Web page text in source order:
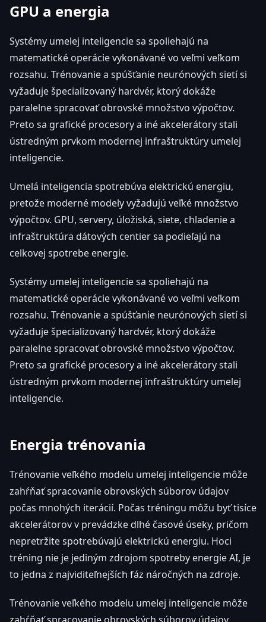
GPU a energia
Systémy umelej inteligencie sa spoliehajú na
matematické operácie vykonávané vo veľmi veľkom
rozsahu. Trénovanie a spúšťanie neurónových sietí si
vyžaduje špecializovaný hardvér, ktorý dokáže
paralelne spracovať obrovské množstvo výpočtov.
Preto sa grafické procesory a iné akcelerátory stali
ústredným prvkom modernej infraštruktúry umelej
inteligencie.
Umelá inteligencia spotrebúva elektrickú energiu,
pretože moderné modely vyžadujú veľké množstvo
výpočtov. GPU, servery, úložiská, siete, chladenie a
infraštruktúra dátových centier sa podieľajú na
celkovej spotrebe energie.
Systémy umelej inteligencie sa spoliehajú na
matematické operácie vykonávané vo veľmi veľkom
rozsahu. Trénovanie a spúšťanie neurónových sietí si
vyžaduje špecializovaný hardvér, ktorý dokáže
paralelne spracovať obrovské množstvo výpočtov.
Preto sa grafické procesory a iné akcelerátory stali
ústredným prvkom modernej infraštruktúry umelej
inteligencie.
Energia trénovania
Trénovanie veľkého modelu umelej inteligencie môže
zahŕňať spracovanie obrovských súborov údajov
počas mnohých iterácií. Počas tréningu môžu byť tisíce
akcelerátorov v prevádzke dlhé časové úseky, pričom
nepretržite spotrebúvajú elektrickú energiu. Hoci
tréning nie je jediným zdrojom spotreby energie AI, je
to jedna z najviditeľnejších fáz náročných na zdroje.
Trénovanie veľkého modelu umelej inteligencie môže